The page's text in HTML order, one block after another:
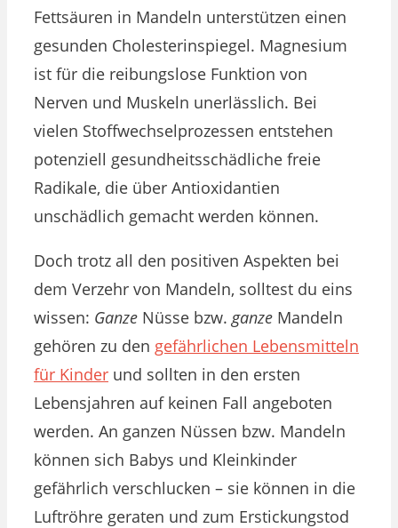
Fettsäuren in Mandeln unterstützen einen
gesunden Cholesterinspiegel. Magnesium
ist für die reibungslose Funktion von
Nerven und Muskeln unerlässlich. Bei
vielen Stoffwechselprozessen entstehen
potenziell gesundheitsschädliche freie
Radikale, die über Antioxidantien
unschädlich gemacht werden können.
Doch trotz all den positiven Aspekten bei
dem Verzehr von Mandeln, solltest du eins
wissen: Ganze Nüsse bzw. ganze Mandeln
gehören zu den gefährlichen Lebensmitteln
für Kinder und sollten in den ersten
Lebensjahren auf keinen Fall angeboten
werden. An ganzen Nüssen bzw. Mandeln
können sich Babys und Kleinkinder
gefährlich verschlucken – sie können in die
Luftröhre geraten und zum Erstickungstod